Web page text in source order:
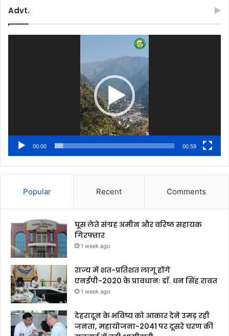
Advt.
00:00 00:59
Popular Recent Comments
घूस लेते संग्रह अमीन और वरिष्ठ सहायक
गिरफ्तार
1 week ago
राज्य में शत-प्रतिशत लागू होंगे
एनईपी-2020 के प्रावधानः डाॅ. धन सिंह रावत
1 week ago
देहरादून के भविष्य को आकार देने उमड़ रही
जनता, महायोजना-2041 पर दूसरे चरण की